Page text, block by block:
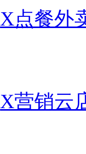
X点餐外
X营销云